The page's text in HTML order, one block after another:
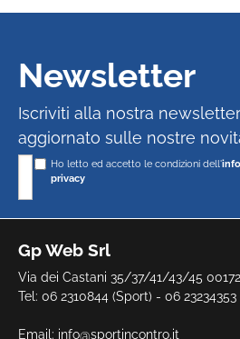
Gp Web Srl
Via dei Castani 35/37/41/43/45
Tel: 06 2310844 (Sport) - 06 23234353
Email: info@sportincontro.it
Newsletter
Iscriviti alla nostra
aggiornato sulle nostre
Ho letto ed accetto le condizioni dell'
privacy